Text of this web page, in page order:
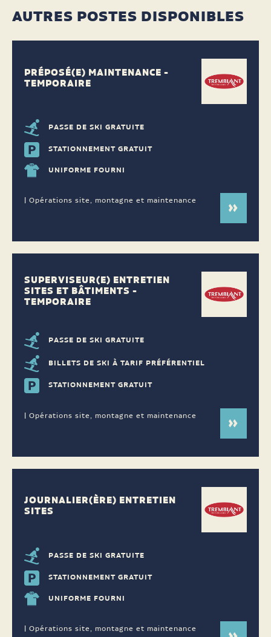
AUTRES POSTES DISPONIBLES
PRÉPOSÉ(E) MAINTENANCE -
TEMPORAIRE
PASSE DE SKI GRATUITE
STATIONNEMENT GRATUIT
UNIFORME FOURNI
| Opérations site, montagne et maintenance
SUPERVISEUR(E) ENTRETIEN
SITES ET BÂTIMENTS -
TEMPORAIRE
PASSE DE SKI GRATUITE
BILLETS DE SKI À TARIF PRÉFÉRENTIEL
STATIONNEMENT GRATUIT
| Opérations site, montagne et maintenance
JOURNALIER(ÈRE) ENTRETIEN
SITES
PASSE DE SKI GRATUITE
STATIONNEMENT GRATUIT
UNIFORME FOURNI
| Opérations site, montagne et maintenance